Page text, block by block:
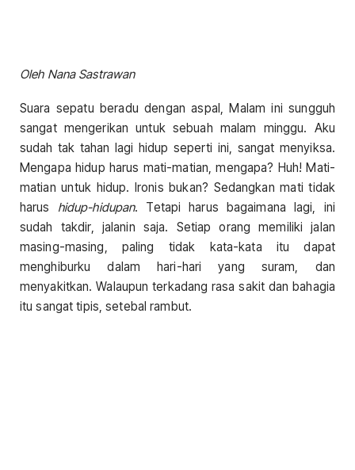
Oleh Nana Sastrawan
Suara sepatu beradu dengan aspal, Malam ini sungguh
sangat mengerikan untuk sebuah malam minggu. Aku
sudah tak tahan lagi hidup seperti ini, sangat menyiksa.
Mengapa hidup harus mati-matian, mengapa? Huh! Mati-
matian untuk hidup. Ironis bukan? Sedangkan mati tidak
harus hidup-hidupan. Tetapi harus bagaimana lagi, ini
sudah takdir, jalanin saja. Setiap orang memiliki jalan
masing-masing, paling tidak kata-kata itu dapat
menghiburku dalam hari-hari yang suram, dan
menyakitkan. Walaupun terkadang rasa sakit dan bahagia
itu sangat tipis, setebal rambut.